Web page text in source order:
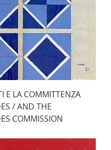
E LA COMMITTENZA
/ AND THE
COMMISSION